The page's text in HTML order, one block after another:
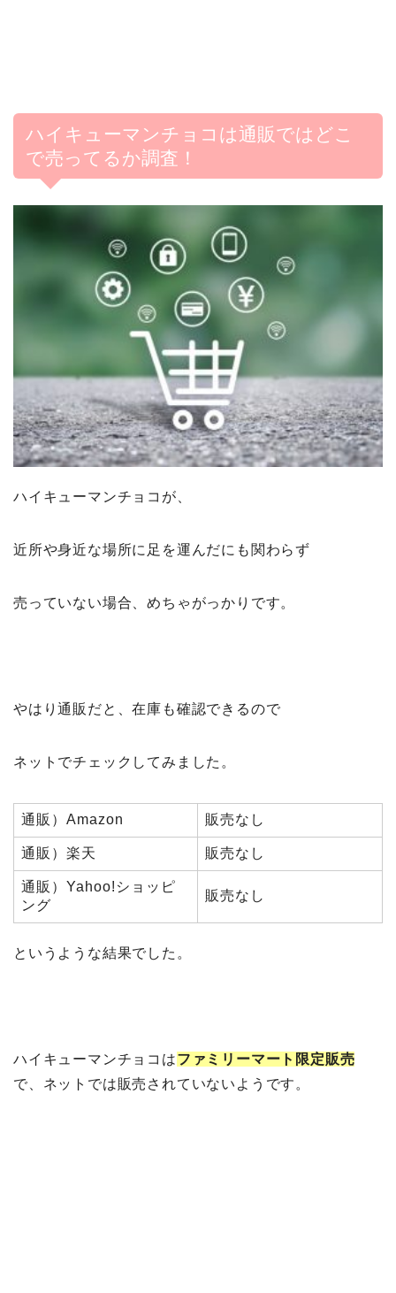
ハイキューマンチョコは通販ではどこ
で売ってるか調査！
ハイキューマンチョコが、
近所や身近な場所に足を運んだにも関わらず
売っていない場合、めちゃがっかりです。
やはり通販だと、在庫も確認できるので
ネットでチェックしてみました。
通販）Amazon 販売なし
通販）楽天 販売なし
通販）Yahoo!ショッピ
ング
販売なし
というような結果でした。
ハイキューマンチョコはファミリーマート限定販売
で、ネットでは販売されていないようです。